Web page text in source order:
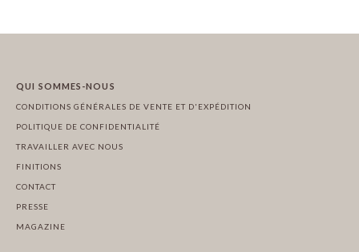
QUI SOMMES-NOUS
CONDITIONS GÉNÉRALES DE VENTE ET D'EXPÉDITION
POLITIQUE DE CONFIDENTIALITÉ
TRAVAILLER AVEC NOUS
FINITIONS
CONTACT
PRESSE
MAGAZINE